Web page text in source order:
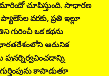
చూపిస్తుంది. సాధారణ
వరకు, ప్రతి ఇల్లూ
గురించీ ఒక కథను
భారతదేశంలోని ఆధునిక
పునర్నిర్వచించడాన్ని
కాపాడుతూ